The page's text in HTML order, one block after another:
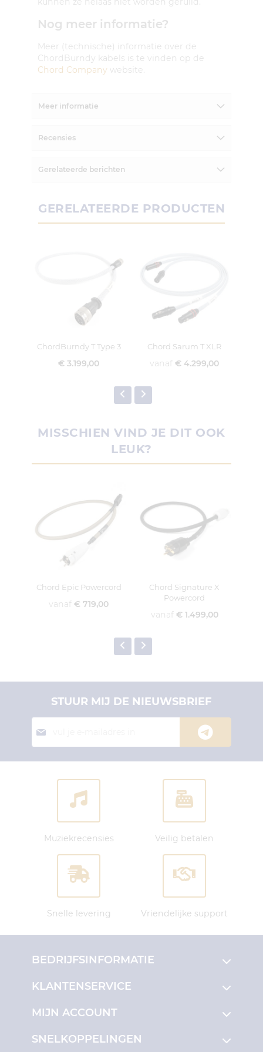
Nog meer informatie?
Meer (technische) informatie over de
ChordBurndy kabels is te vinden op de
Chord Company website.
Meer informatie
Recensies
Gerelateerde berichten
GERELATEERDE PRODUCTEN
ChordBurndy T Type 3
€ 3.199,00
Chord Sarum T XLR
vanaf € 4.299,00
MISSCHIEN VIND JE DIT OOK
LEUK?
Chord Epic Powercord
vanaf € 719,00
Chord Signature X
Powercord
vanaf € 1.499,00
STUUR MIJ DE NIEUWSBRIEF
je
op
Muziekrecensies Veilig betalen
Snelle levering Vriendelijke support
BEDRIJFSINFORMATIE
KLANTENSERVICE
MIJN ACCOUNT
SNELKOPPELINGEN